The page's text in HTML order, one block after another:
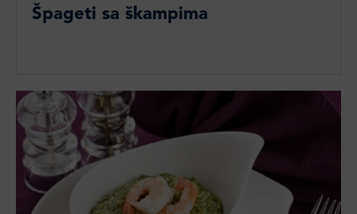
Špageti sa škampima